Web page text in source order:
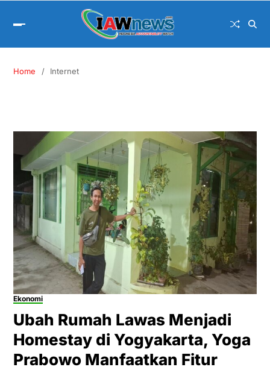
Home Internet
Ekonomi
Ubah Rumah Lawas Menjadi
Homestay di Yogyakarta, Yoga
Prabowo Manfaatkan Fitur